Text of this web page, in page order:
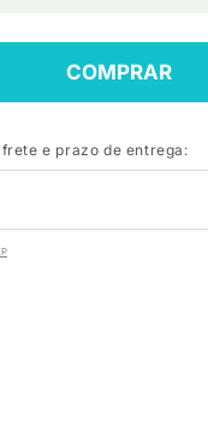
COMPRAR
e prazo de entrega: